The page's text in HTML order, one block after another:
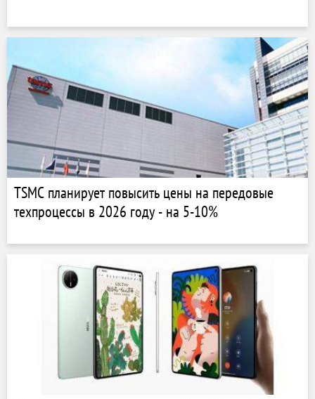
TSMC планирует повысить цены на передовые
техпроцессы в 2026 году - на 5-10%